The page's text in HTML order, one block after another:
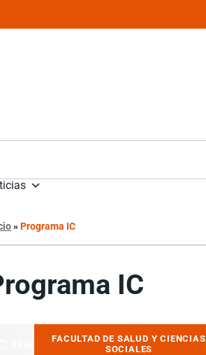
»Programa IC
IC
FACULTAD DE SALUD Y CIENCIAS
SOCIALES
29 julio, 2026